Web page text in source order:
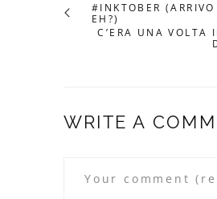
#INKTOBER
EH?)
C’ERA UNA VOLTA
WRITE A